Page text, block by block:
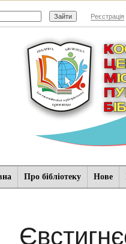
Реєстрація
Про бібліотеку Нове